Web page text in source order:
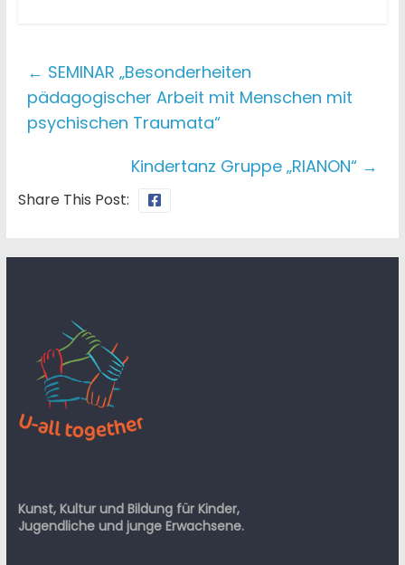
← SEMINAR „Besonderheiten
pädagogischer Arbeit mit Menschen mit
psychischen Traumata“
Kindertanz Gruppe „RIANON“ →
Share This Post:
Kunst, Kultur und Bildung für Kinder,
Jugendliche und junge Erwachsene.